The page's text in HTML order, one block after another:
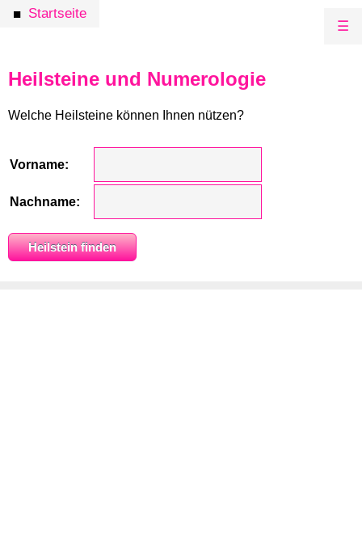
■ Startseite
☰
Heilsteine und Numerologie
Welche Heilsteine können Ihnen nützen?
Vorname:
Nachname: